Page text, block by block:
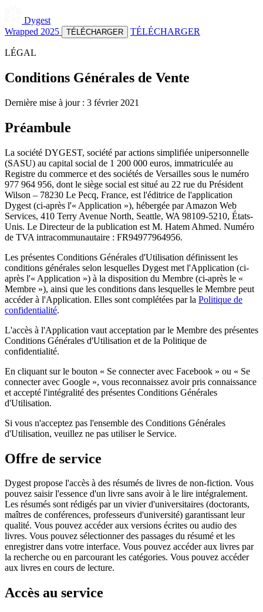
Dygest
Wrapped 2025
TÉLÉCHARGER TÉLÉCHARGER
LÉGAL
Conditions Générales de Vente
Dernière mise à jour : 3 février 2021
Préambule
La société DYGEST, société par actions simplifiée unipersonnelle
(SASU) au capital social de 1 200 000 euros, immatriculée au
Registre du commerce et des sociétés de Versailles sous le numéro
977 964 956, dont le siège social est situé au 22 rue du Président
Wilson – 78230 Le Pecq, France, est l'éditrice de l'application
Dygest (ci-après l'« Application »), hébergée par Amazon Web
Services, 410 Terry Avenue North, Seattle, WA 98109-5210, États-
Unis. Le Directeur de la publication est M. Hatem Ahmed. Numéro
de TVA intracommunautaire : FR94977964956.
Les présentes Conditions Générales d'Utilisation définissent les
conditions générales selon lesquelles Dygest met l'Application (ci-
après l'« Application ») à la disposition du Membre (ci-après le «
Membre »), ainsi que les conditions dans lesquelles le Membre peut
accéder à l'Application. Elles sont complétées par la Politique de
confidentialité.
L'accès à l'Application vaut acceptation par le Membre des présentes
Conditions Générales d'Utilisation et de la Politique de
confidentialité.
En cliquant sur le bouton « Se connecter avec Facebook » ou « Se
connecter avec Google », vous reconnaissez avoir pris connaissance
et accepté l'intégralité des présentes Conditions Générales
d'Utilisation.
Si vous n'acceptez pas l'ensemble des Conditions Générales
d'Utilisation, veuillez ne pas utiliser le Service.
Offre de service
Dygest propose l'accès à des résumés de livres de non-fiction. Vous
pouvez saisir l'essence d'un livre sans avoir à le lire intégralement.
Les résumés sont rédigés par un vivier d'universitaires (doctorants,
maîtres de conférences, professeurs d'université) garantissant leur
qualité. Vous pouvez accéder aux versions écrites ou audio des
livres. Vous pouvez sélectionner des passages du résumé et les
enregistrer dans votre interface. Vous pouvez accéder aux livres par
la recherche ou en parcourant les catégories. Vous pouvez accéder
aux livres en cours de lecture.
Accès au service